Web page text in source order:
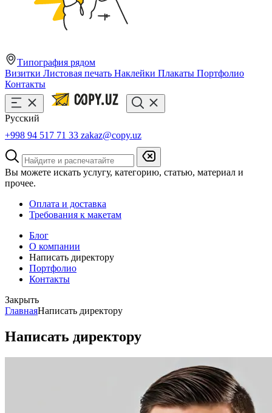
Типография рядом
Визитки Листовая печать Наклейки Плакаты Портфолио
Контакты
Русский
+998 94 517 71 33 zakaz@copy.uz
Вы можете искать услугу, категорию, статью, материал и
прочее.
Оплата и доставка
Требования к макетам
Блог
О компании
Написать директору
Портфолио
Контакты
Закрыть
ГлавнаяНаписать директору
Написать директору